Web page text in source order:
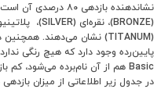
نشاندهنده بازدهی
Basic هم از آن نام‌برده می‌شود، کم بازده‌ترین پاورهاست.
در جدول زیر اطلاعاتی از میزان